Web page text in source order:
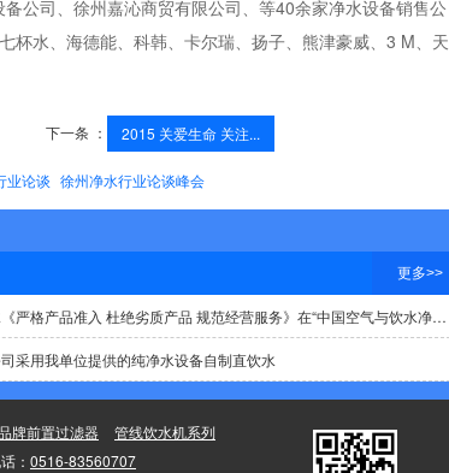
公司、徐州嘉沁商贸有限公司、等40余家净水设备销售公
杯水、海德能、科韩、卡尔瑞、扬子、熊津豪威、3 M、天
下一条 ： 2015 关爱生命 关注...
业论谈 徐州净水行业论谈峰会
更多>>
徐州亿家乐净水《严格产品准入 杜绝劣质产品 规范经营服务》在“中国空气与饮水净化高峰论坛”引起共鸣
采用我单位提供的纯净水设备自制直饮水
牌前置过滤器
管线饮水机系列
： 0516-83560707